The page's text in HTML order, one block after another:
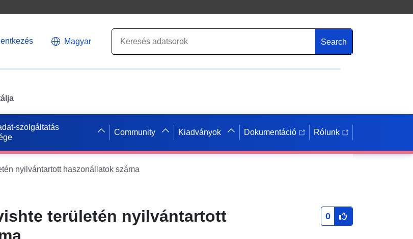
Magyar Search
szolgáltatás
Community Kiadványok Dokumentáció Rólunk
nyilvántartott haszonállatok száma
területén nyilvántartott
0